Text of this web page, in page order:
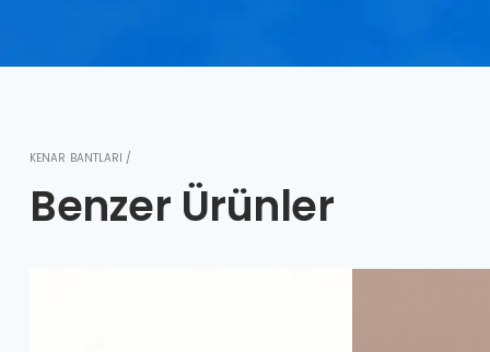
KENAR BANTLARI /
Benzer Ürünler